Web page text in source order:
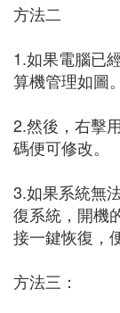
方法二
1.如果電腦已
算機管理如圖。
2.然後，右擊
碼便可修改。
3.如果系統無
復系統，開機
接一鍵恢復，
方法三：